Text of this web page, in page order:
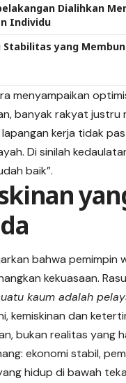
Dialihkan
Individu
Stabilitas yang
menyampaikan
banyak rakyat justru
kerja tidak
Di sinilah
baik”.
bahwa
kekuasaan.
kaum adalah
kemiskinan dan
bukan realitas yang
ekonomi stabil,
hidup di bawah